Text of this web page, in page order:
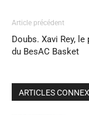
Article précédent
Doubs. Xavi Rey,
du BesAC Basket
ARTICLES